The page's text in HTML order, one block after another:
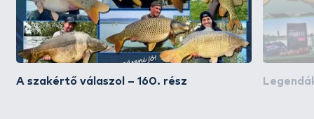
A szakértő válaszol – 160. rész